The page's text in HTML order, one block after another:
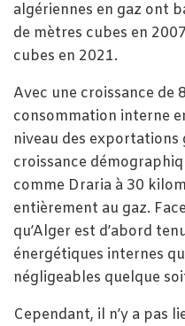
algériennes en gaz ont
de mètres cubes en
cubes en 2021.
Avec une croissance de
consommation interne
niveau des exportations
croissance
comme Draria à 30
entièrement au gaz.
qu’Alger est d’abord
énergétiques internes
négligeables quelque
Cependant, il n’y a pas